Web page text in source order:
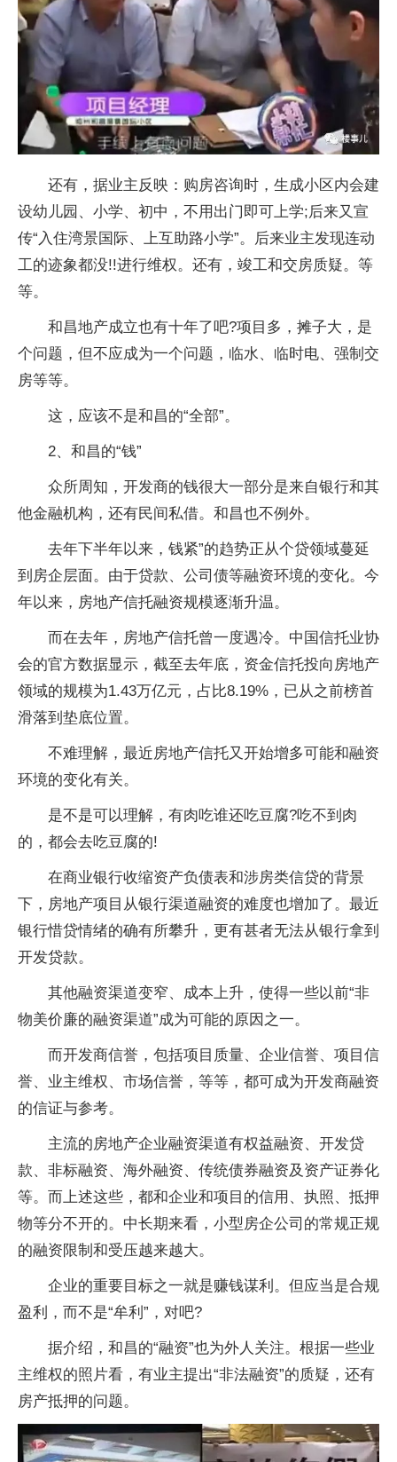
还有，据业主反映：购房咨询时，生成小区内会建
设幼儿园、小学、初中，不用出门即可上学;后来又宣
传“入住湾景国际、上互助路小学”。后来业主发现连动
工的迹象都没!!进行维权。还有，竣工和交房质疑。等
等。
和昌地产成立也有十年了吧?项目多，摊子大，是
个问题，但不应成为一个问题，临水、临时电、强制交
房等等。
这，应该不是和昌的“全部”。
2、和昌的“钱”
众所周知，开发商的钱很大一部分是来自银行和其
他金融机构，还有民间私借。和昌也不例外。
去年下半年以来，钱紧”的趋势正从个贷领域蔓延
到房企层面。由于贷款、公司债等融资环境的变化。今
年以来，房地产信托融资规模逐渐升温。
而在去年，房地产信托曾一度遇冷。中国信托业协
会的官方数据显示，截至去年底，资金信托投向房地产
领域的规模为1.43万亿元，占比8.19%，已从之前榜首
滑落到垫底位置。
不难理解，最近房地产信托又开始增多可能和融资
环境的变化有关。
是不是可以理解，有肉吃谁还吃豆腐?吃不到肉
的，都会去吃豆腐的!
在商业银行收缩资产负债表和涉房类信贷的背景
下，房地产项目从银行渠道融资的难度也增加了。最近
银行惜贷情绪的确有所攀升，更有甚者无法从银行拿到
开发贷款。
其他融资渠道变窄、成本上升，使得一些以前“非
物美价廉的融资渠道”成为可能的原因之一。
而开发商信誉，包括项目质量、企业信誉、项目信
誉、业主维权、市场信誉，等等，都可成为开发商融资
的信证与参考。
主流的房地产企业融资渠道有权益融资、开发贷
款、非标融资、海外融资、传统债券融资及资产证券化
等。而上述这些，都和企业和项目的信用、执照、抵押
物等分不开的。中长期来看，小型房企公司的常规正规
的融资限制和受压越来越大。
企业的重要目标之一就是赚钱谋利。但应当是合规
盈利，而不是“牟利”，对吧?
据介绍，和昌的“融资”也为外人关注。根据一些业
主维权的照片看，有业主提出“非法融资”的质疑，还有
房产抵押的问题。